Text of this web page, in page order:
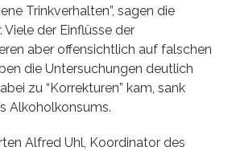
Trinkverhalten”, sagen die
Viele der Einflüsse der
aber offensichtlich auf falschen
die Untersuchungen deutlich
zu “Korrekturen” kam, sank
Alkoholkonsums.
Alfred Uhl, Koordinator des